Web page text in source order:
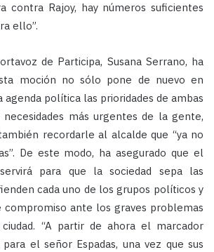
contra Rajoy, hay números suficientes
ello”.
de Participa, Susana Serrano, ha
moción no sólo pone de nuevo en
política las prioridades de ambas
más urgentes de la gente,
recordarle al alcalde que “ya no
De este modo, ha asegurado que el
para que la sociedad sepa las
cada uno de los grupos políticos y
compromiso ante los graves problemas
“A partir de ahora el marcador
el señor Espadas, una vez que sus